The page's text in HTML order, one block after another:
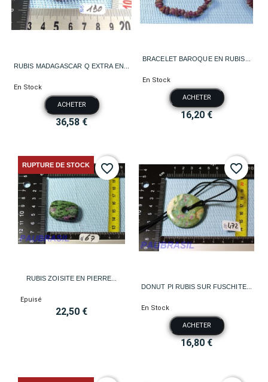
RUBIS MADAGASCAR Q EXTRA EN...
En Stock
ACHETER
36,58 €
BRACELET BAROQUE EN RUBIS...
En Stock
ACHETER
16,20 €
RUBIS ZOISITE EN PIERRE...
Epuisé
22,50 €
RUPTURE DE STOCK favorite_border
DONUT PI RUBIS SUR FUSCHITE...
En Stock
ACHETER
16,80 €
favorite_border